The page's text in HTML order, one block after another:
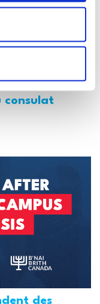
effectuée
le cadre de
consulat
des